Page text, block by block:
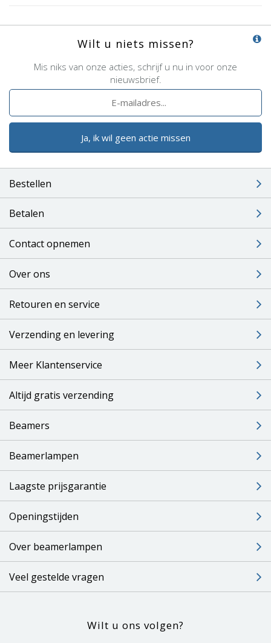
Wilt u niets missen?
Mis niks van onze acties, schrijf u nu in voor onze
nieuwsbrief.
Ja, ik wil geen actie missen
Bestellen
Betalen
Contact opnemen
Over ons
Retouren en service
Verzending en levering
Meer Klantenservice
Altijd gratis verzending
Beamers
Beamerlampen
Laagste prijsgarantie
Openingstijden
Over beamerlampen
Veel gestelde vragen
Wilt u ons volgen?